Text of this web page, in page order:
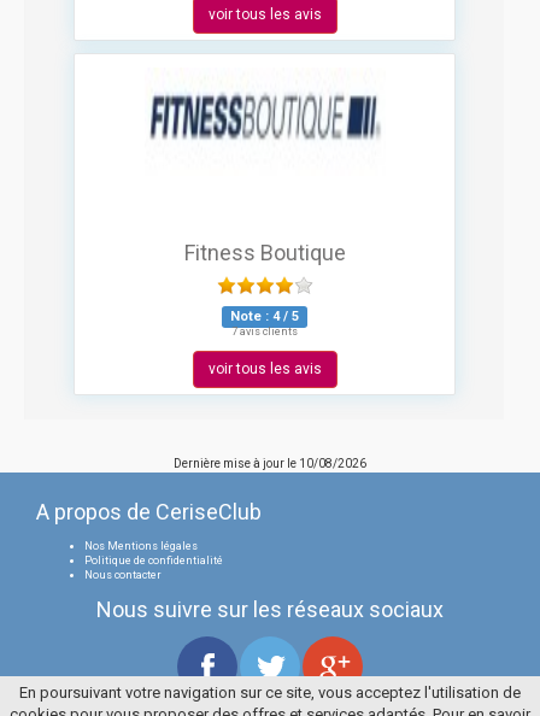
voir tous les avis
Fitness Boutique
Note : 4/ 5
7 avis clients
voir tous les avis
Dernière mise à jour le 10/08/2026
A propos de CeriseClub
Nos Mentions légales
Politique de confidentialité
Nous contacter
Nous suivre sur les réseaux sociaux
En poursuivant votre navigation sur ce site, vous acceptez l'utilisation de